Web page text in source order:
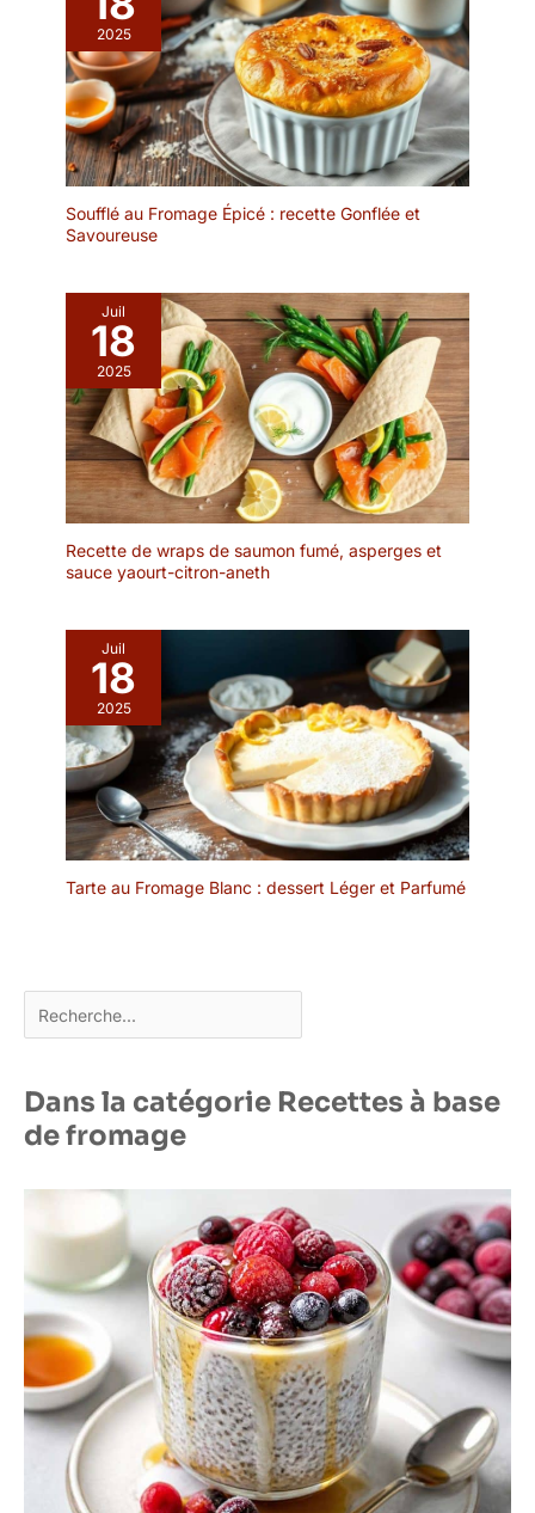
vos proches ou utilisé
comme décoration
d'intérieur, son design
élégant et son emballage
raffiné ne manqueront
pas de laisser une
impression durable et
【Description des
des changements subtils
de température du four
et de l'air pendant le
processus de cuisson à
haute température, de
légères variations de
couleur et de motifs de
vernis se produisent sur
nos pièces en céramique
faites à la main. Chaque
service de table est
unique. Veuillez noter
défauts, mais plutôt le
résultat de la perfection
inhérente à ce processus
ancien.
2025
Soufflé au Fromage Épicé : recette Gonflée et
Savoureuse
Juil
18
2025
Recette de wraps de saumon fumé, asperges et
sauce yaourt-citron-aneth
Juil
18
2025
Tarte au Fromage Blanc : dessert Léger et Parfumé
Rechercher
Dans la catégorie Recettes à base
de fromage